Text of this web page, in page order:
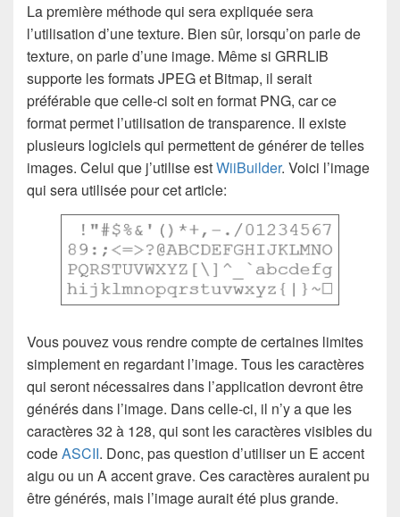
La première méthode qui sera expliquée sera
l’utilisation d’une texture. Bien sûr, lorsqu’on parle de
texture, on parle d’une image. Même si GRRLIB
supporte les formats JPEG et Bitmap, il serait
préférable que celle-ci soit en format PNG, car ce
format permet l’utilisation de transparence. Il existe
plusieurs logiciels qui permettent de générer de telles
images. Celui que j’utilise estWiiBuilder. Voici l’image
qui sera utilisée pour cet article:
Vous pouvez vous rendre compte de certaines limites
simplement en regardant l’image. Tous les caractères
qui seront nécessaires dans l’application devront être
générés dans l’image. Dans celle-ci, il n’y a que les
caractères 32 à 128, qui sont les caractères visibles du
codeASCII. Donc, pas question d’utiliser un E accent
aigu ou un A accent grave. Ces caractères auraient pu
être générés, mais l’image aurait été plus grande.